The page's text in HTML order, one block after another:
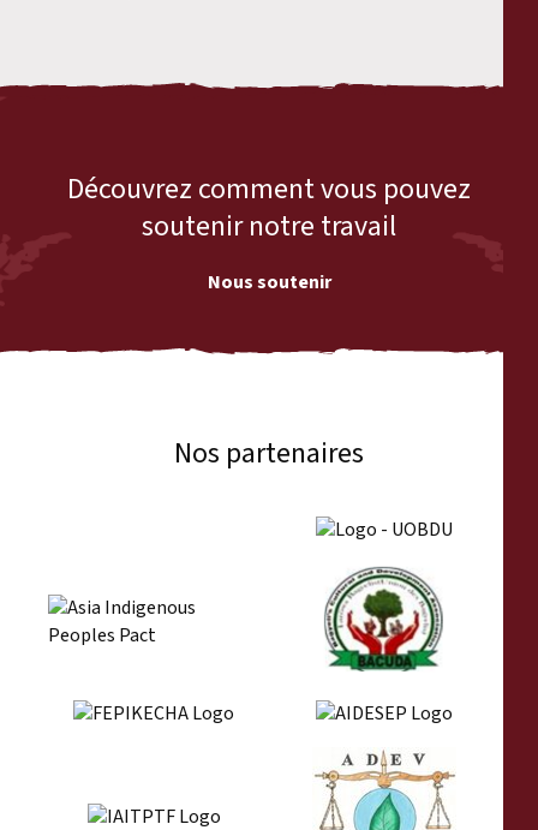
Découvrez comment vous pouvez
soutenir notre travail
Nous soutenir
Nos partenaires